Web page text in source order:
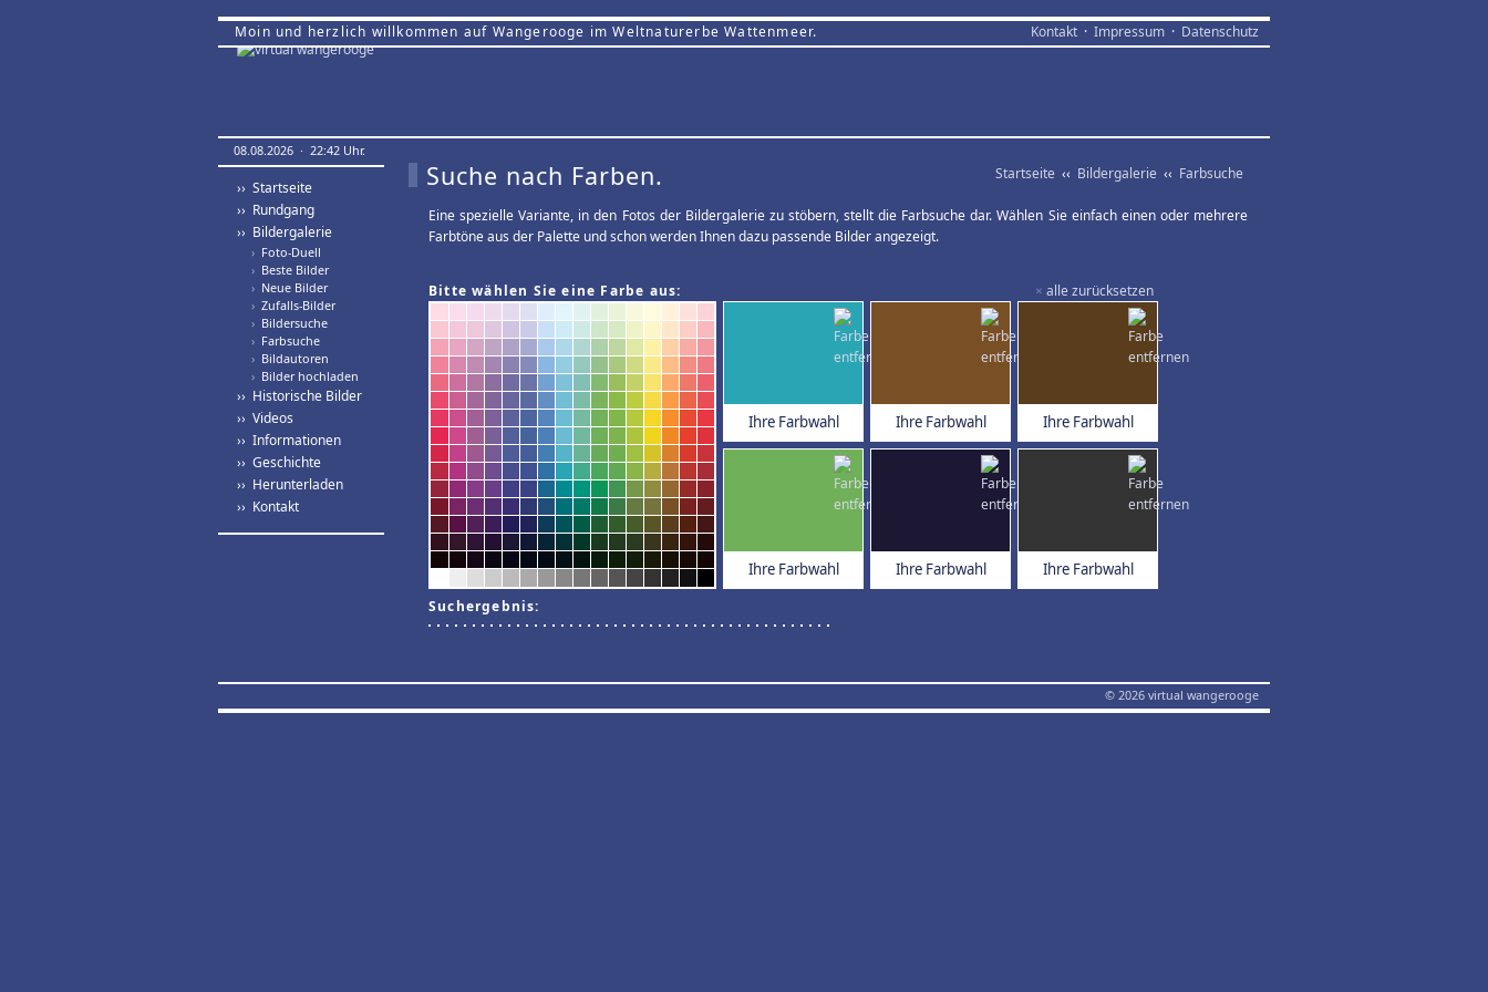
Moin und herzlich willkommen auf Wangerooge im Weltnaturerbe Wattenmeer. Kontakt · Impressum · Datenschutz
08.08.2026 · 22:42 Uhr.
›› Startseite
›› Rundgang
›› Bildergalerie
› Foto-Duell
› Beste Bilder
› Neue Bilder
› Zufalls-Bilder
› Bildersuche
› Farbsuche
› Bildautoren
› Bilder hochladen
›› Historische Bilder
›› Videos
›› Informationen
›› Geschichte
›› Herunterladen
›› Kontakt
Startseite ‹‹ Bildergalerie ‹‹ Farbsuche
Suche nach Farben.
Eine spezielle Variante, in den Fotos der Bildergalerie zu stöbern, stellt die Farbsuche dar. Wählen Sie einfach einen oder mehrere
Farbtöne aus der Palette und schon werden Ihnen dazu passende Bilder angezeigt.
× alle zurücksetzen
Bitte wählen Sie eine Farbe aus:
Ihre Farbwahl Ihre Farbwahl Ihre Farbwahl
Ihre Farbwahl Ihre Farbwahl Ihre Farbwahl
Suchergebnis:
© 2026 virtual wangerooge